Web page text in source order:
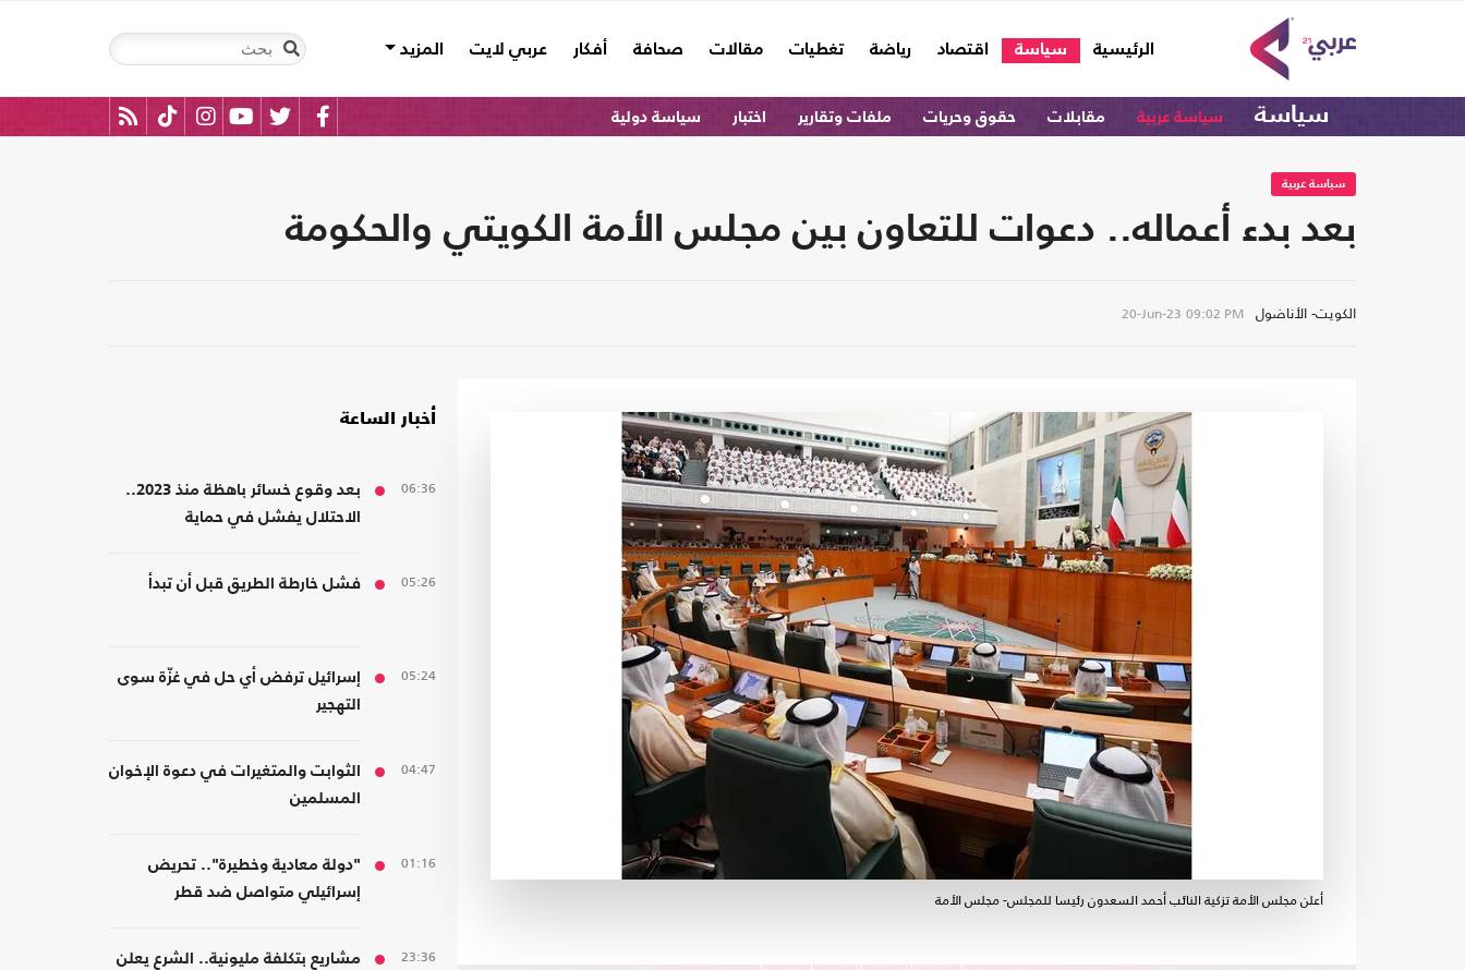
الرئيسية
(current) سياسة اقتصاد رياضة تغطيات مقالات صحافة أفكار عربي لايت المزيد
سياسة سياسة عربية مقابلات حقوق وحريات ملفات وتقارير اختبار سياسة دولية
سياسة عربية
بعد بدء أعماله.. دعوات للتعاون بين مجلس الأمة الكويتي والحكومة
الكويت- الأناضول 20-Jun-23 09:02 PM
أعلن مجلس الأمة تزكية النائب أحمد السعدون رئيسا للمجلس- مجلس الأمة
أخبار الساعة
06:36
بعد وقوع خسائر باهظة منذ 2023..
الاحتلال يفشل في حماية
05:26 فشل خارطة الطريق قبل أن تبدأ
05:24
إسرائيل ترفض أي حل في غزّة سوى
التهجير
04:47
الثوابت والمتغيرات في دعوة الإخوان
المسلمين
01:16
"دولة معادية وخطيرة".. تحريض
إسرائيلي متواصل ضد قطر
23:36
مشاريع بتكلفة مليونية.. الشرع يعلن